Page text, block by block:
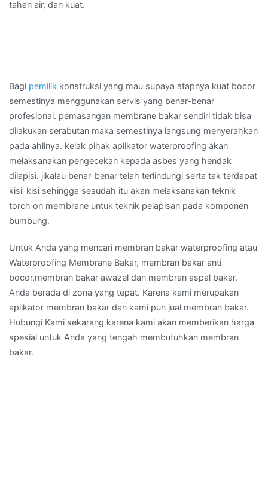
tahan air, dan kuat.
Bagi pemilik konstruksi yang mau supaya atapnya kuat bocor
semestinya menggunakan servis yang benar-benar
profesional. pemasangan membrane bakar sendiri tidak bisa
dilakukan serabutan maka semestinya langsung menyerahkan
pada ahlinya. kelak pihak aplikator waterproofing akan
melaksanakan pengecekan kepada asbes yang hendak
dilapisi. jikalau benar-benar telah terlindungi serta tak terdapat
kisi-kisi sehingga sesudah itu akan melaksanakan teknik
torch on membrane untuk teknik pelapisan pada komponen
bumbung.
Untuk Anda yang mencari membran bakar waterproofing atau
Waterproofing Membrane Bakar, membran bakar anti
bocor,membran bakar awazel dan membran aspal bakar.
Anda berada di zona yang tepat. Karena kami merupakan
aplikator membran bakar dan kami pun jual membran bakar.
Hubungi Kami sekarang karena kami akan memberikan harga
spesial untuk Anda yang tengah membutuhkan membran
bakar.